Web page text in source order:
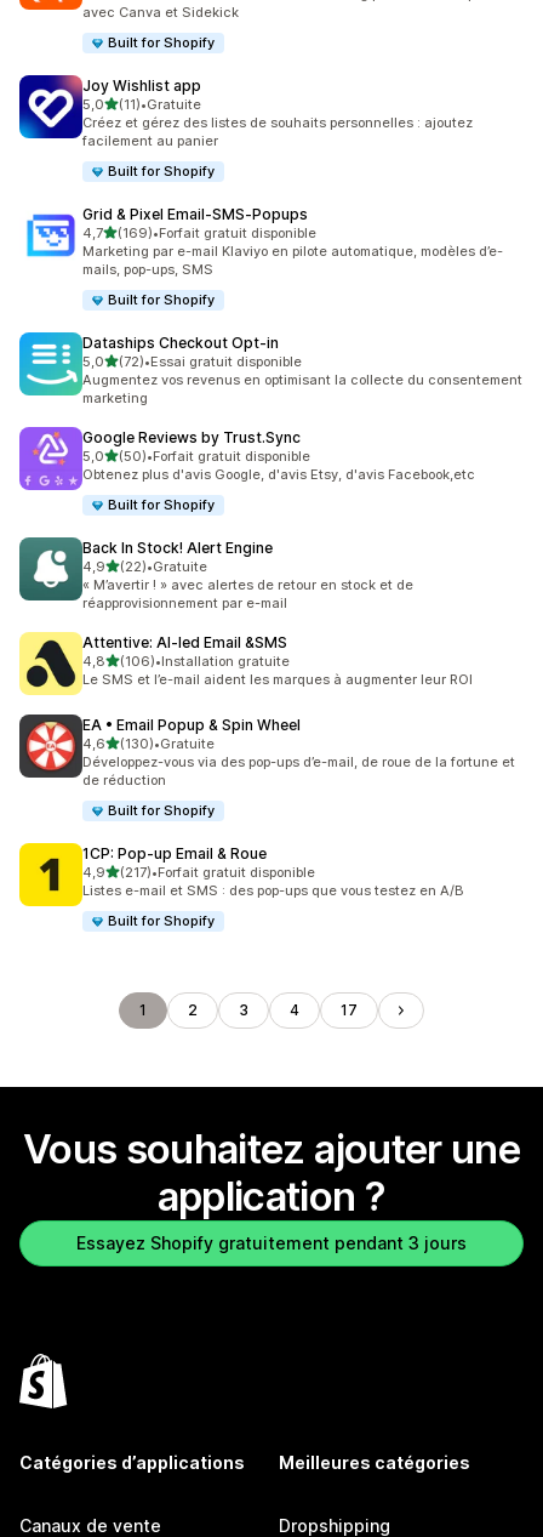
avec Canva et Sidekick
Built for Shopify
Joy Wishlist app
5,0étoile(s) sur 5
(11)
11 avis au total
•Gratuite
Créez et gérez des listes de souhaits personnelles : ajoutez
facilement au panier
Built for Shopify
Grid & Pixel Email‑SMS‑Popups
4,7étoile(s) sur 5
(169)
169 avis au total
•Forfait gratuit disponible
Marketing par e-mail Klaviyo en pilote automatique, modèles d’e-
mails, pop-ups, SMS
Built for Shopify
Dataships Checkout Opt‑in
5,0étoile(s) sur 5
(72)
72 avis au total
•Essai gratuit disponible
Augmentez vos revenus en optimisant la collecte du consentement
marketing
Google Reviews by Trust.Sync
5,0étoile(s) sur 5
(50)
50 avis au total
•Forfait gratuit disponible
Obtenez plus d'avis Google, d'avis Etsy, d'avis Facebook,etc
Built for Shopify
Back In Stock! Alert Engine
4,9étoile(s) sur 5
(22)
22 avis au total
•Gratuite
« M’avertir ! » avec alertes de retour en stock et de
réapprovisionnement par e-mail
Attentive: AI‑led Email &SMS
4,8étoile(s) sur 5
(106)
106 avis au total
•Installation gratuite
Le SMS et l’e-mail aident les marques à augmenter leur ROI
EA • Email Popup & Spin Wheel
4,6étoile(s) sur 5
(130)
130 avis au total
•Gratuite
Développez-vous via des pop-ups d’e-mail, de roue de la fortune et
de réduction
Built for Shopify
1CP: Pop‑up Email & Roue
4,9étoile(s) sur 5
(217)
217 avis au total
•Forfait gratuit disponible
Listes e-mail et SMS : des pop-ups que vous testez en A/B
Built for Shopify
1 2 3 4 17
Vous souhaitez ajouter une
application ?
Essayez Shopify gratuitement pendant 3 jours
Catégories d’applications
Canaux de vente
Meilleures catégories
Dropshipping